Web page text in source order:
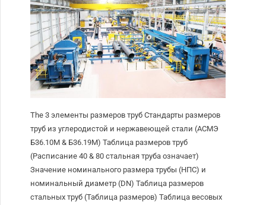
The 3 элементы размеров труб Стандарты размеров
труб из углеродистой и нержавеющей стали (АСМЭ
Б36.10М & Б36.19М) Таблица размеров труб
(Расписание 40 & 80 стальная труба означает)
Значение номинального размера трубы (НПС) и
номинальный диаметр (DN) Таблица размеров
стальных труб (Таблица размеров) Таблица весовых